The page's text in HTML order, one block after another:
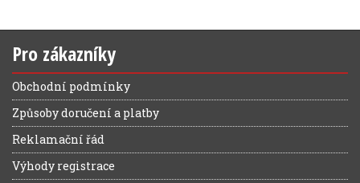
Pro zákazníky
Obchodní podmínky
Způsoby doručení a platby
Reklamační řád
Výhody registrace